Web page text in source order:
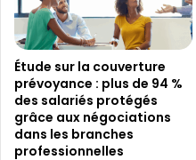
Étude sur la couverture
prévoyance : plus de 94 %
des salariés protégés
grâce aux négociations
dans les branches
professionnelles